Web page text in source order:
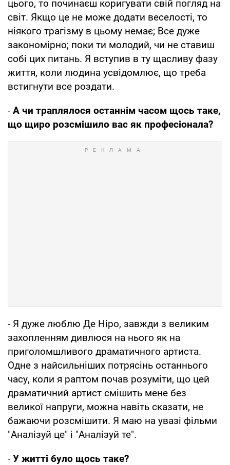
цього, то починаєш коригувати свій погляд на
світ. Якщо це не може додати веселості, то
ніякого трагізму в цьому немає; Все дуже
закономірно; поки ти молодий, чи не ставиш
собі цих питань. Я вступив в ту щасливу фазу
життя, коли людина усвідомлює, що треба
встигнути все роздати.
- А чи траплялося останнім часом щось таке,
що щиро розсмішило вас як професіонала?
- Я дуже люблю Де Ніро, завжди з великим
захопленням дивлюся на нього як на
приголомшливого драматичного артиста.
Одне з найсильніших потрясінь останнього
часу, коли я раптом почав розуміти, що цей
драматичний артист смішить мене без
великої напруги, можна навіть сказати, не
бажаючи розсмішити. Я маю на увазі фільми
"Аналізуй це" і "Аналізуй те".
- У житті було щось таке?